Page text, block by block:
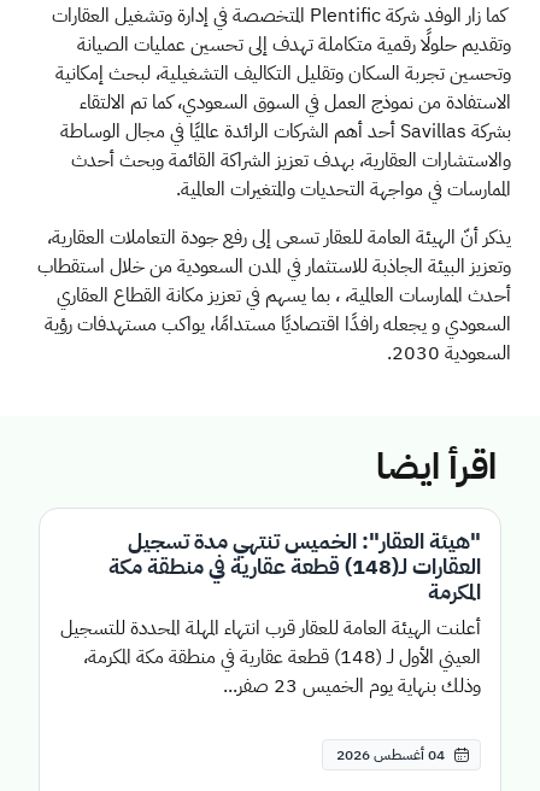
كما زار الوفد شركةPlentific المتخصصة في إدارة وتشغيل العقارات
وتقديم حلولًا رقمية متكاملة تهدف إلى تحسين عمليات الصيانة
وتحسين تجربة السكان وتقليل التكاليف التشغيلية، لبحث إمكانية
الاستفادة من نموذج العمل في السوق السعودي، كما تم الالتقاء
بشركة Savillas أحد أهم الشركات الرائدة عالميًا في مجال الوساطة
والاستشارات العقارية، بهدف تعزيز الشراكة القائمة وبحث أحدث
الممارسات في مواجهة التحديات والمتغيرات العالمية.
يذكر أنّ الهيئة العامة للعقار تسعى إلى رفع جودة التعاملات العقارية،
وتعزيز البيئة الجاذبة للاستثمار في المدن السعودية من خلال استقطاب
أحدث الممارسات العالمية، ، بما يسهم في تعزيز مكانة القطاع العقاري
السعودي و يجعله رافدًا اقتصاديًا مستدامًا، يواكب مستهدفات رؤية
السعودية 2030.
اقرأ ايضا
"هيئة العقار": الخميس تنتهي مدة تسجيل
العقارات لـ(148) قطعة عقارية في منطقة مكة
المكرمة
أعلنت الهيئة العامة للعقار قرب انتهاء المهلة المحددة للتسجيل
العيني الأول لـ (148) قطعة عقارية في منطقة مكة المكرمة،
وذلك بنهاية يوم الخميس 23 صفر...
04 أغسطس 2026